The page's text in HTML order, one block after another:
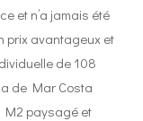
et n’a jamais été
prix avantageux et
de 108
de Mar Costa
M2 paysagé et